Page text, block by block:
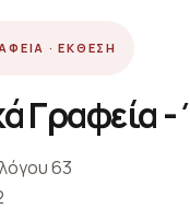
· ΕΚΘΕΣΗ
Γραφεία
63